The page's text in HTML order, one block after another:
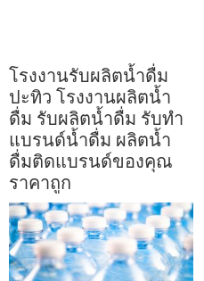
โรงงานรับผลิตน้ำดื่ม
ปะทิว โรงงานผลิตน้ำ
ดื่ม รับผลิตน้ำดื่ม รับทำ
แบรนด์น้ำดื่ม ผลิตน้ำ
ดื่มติดแบรนด์ของคุณ
ราคาถูก